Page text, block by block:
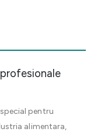
pentru
alimentara,